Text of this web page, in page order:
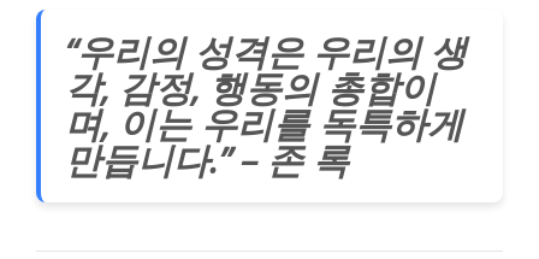
“우리의 성격은 우리의 생
각, 감정, 행동의 총합이
며, 이는 우리를 독특하게
만듭니다.” – 존 록